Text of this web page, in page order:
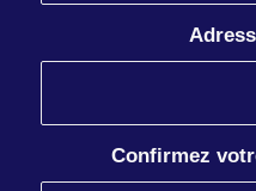
Confirmez